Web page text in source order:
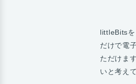
littleBitsを
だけで電
ただけま
いと考え